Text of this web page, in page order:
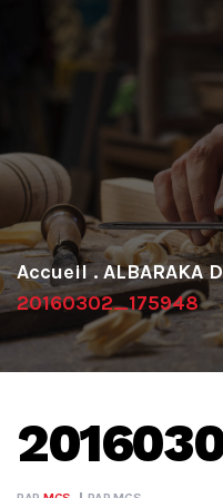
. ALBARAKA
20160302_175948